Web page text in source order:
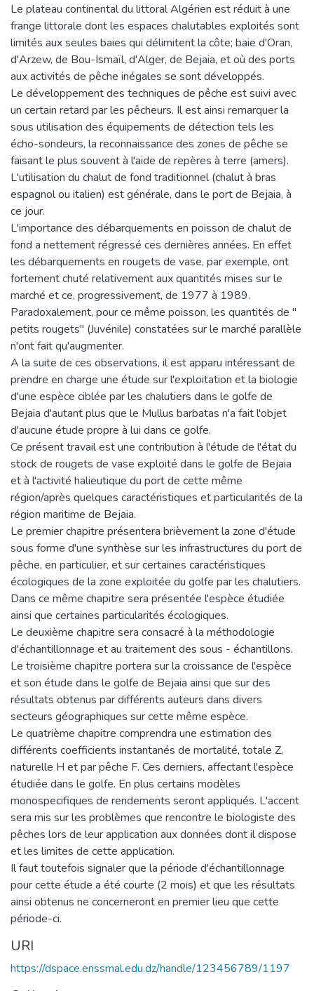
Le plateau continental du littoral Algérien est réduit à une
frange littorale dont les espaces chalutables exploités sont
limités aux seules baies qui délimitent la côte; baie d'Oran,
d'Arzew, de Bou-Ismaïl, d'Alger, de Bejaia, et où des ports
aux activités de pêche inégales se sont développés.
Le développement des techniques de pêche est suivi avec
un certain retard par les pêcheurs. Il est ainsi remarquer la
sous utilisation des équipements de détection tels les
écho-sondeurs, la reconnaissance des zones de pêche se
faisant le plus souvent à l'aide de repères à terre (amers).
L'utilisation du chalut de fond traditionnel (chalut à bras
espagnol ou italien) est générale, dans le port de Bejaia, à
ce jour.
L'importance des débarquements en poisson de chalut de
fond a nettement régressé ces dernières années. En effet
les débarquements en rougets de vase, par exemple, ont
fortement chuté relativement aux quantités mises sur le
marché et ce, progressivement, de 1977 à 1989.
Paradoxalement, pour ce même poisson, les quantités de "
petits rougets" (Juvénile) constatées sur le marché parallèle
n'ont fait qu'augmenter.
A la suite de ces observations, il est apparu intéressant de
prendre en charge une étude sur l'exploitation et la biologie
d'une espèce ciblée par les chalutiers dans le golfe de
Bejaia d'autant plus que le Mullus barbatas n'a fait l'objet
d'aucune étude propre à lui dans ce golfe.
Ce présent travail est une contribution à l'étude de l'état du
stock de rougets de vase exploité dans le golfe de Bejaia
et à l'activité halieutique du port de cette même
région/après quelques caractéristiques et particularités de la
région maritime de Bejaia.
Le premier chapitre présentera brièvement la zone d'étude
sous forme d'une synthèse sur les infrastructures du port de
pêche, en particulier, et sur certaines caractéristiques
écologiques de la zone exploitée du golfe par les chalutiers.
Dans ce même chapitre sera présentée l'espèce étudiée
ainsi que certaines particularités écologiques.
Le deuxième chapitre sera consacré à la méthodologie
d'échantillonnage et au traitement des sous - échantillons.
Le troisième chapitre portera sur la croissance de l'espèce
et son étude dans le golfe de Bejaia ainsi que sur des
résultats obtenus par différents auteurs dans divers
secteurs géographiques sur cette même espèce.
Le quatrième chapitre comprendra une estimation des
différents coefficients instantanés de mortalité, totale Z,
naturelle H et par pêche F. Ces derniers, affectant l'espèce
étudiée dans le golfe. En plus certains modèles
monospecifiques de rendements seront appliqués. L'accent
sera mis sur les problèmes que rencontre le biologiste des
pêches lors de leur application aux données dont il dispose
et les limites de cette application.
Il faut toutefois signaler que la période d'échantillonnage
pour cette étude a été courte (2 mois) et que les résultats
ainsi obtenus ne concerneront en premier lieu que cette
période-ci.
URI
https://dspace.enssmal.edu.dz/handle/123456789/1197